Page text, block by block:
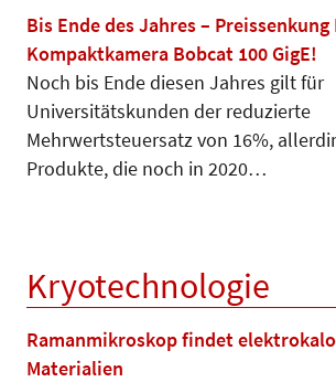
Bis Ende des Jahres – Preissenkung
Kompaktkamera Bobcat 100 GigE!
Noch bis Ende diesen Jahres gilt für
Universitätskunden der reduzierte
Mehrwertsteuersatz von 16%,
Produkte, die noch in 2020…
Kryotechnologie
Ramanmikroskop findet
Materialien